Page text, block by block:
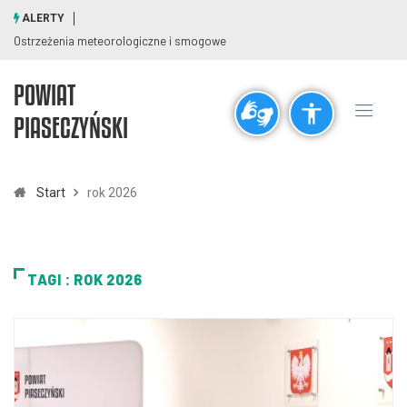
visibility_off title
Pomniejsz
add_circle_outline
ALERTY
Ostrzeżenia meteorologiczne i smogowe
POWIAT
PIASECZYŃSKI
Start rok 2026
TAGI : ROK 2026